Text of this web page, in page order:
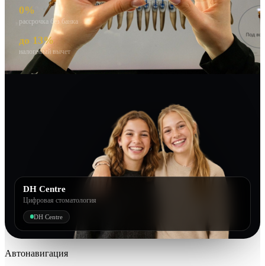
0%
рассрочка без банка
до 13%
налоговый вычет
DH Centre
Цифровая стоматология
DH Centre
Автонавигация